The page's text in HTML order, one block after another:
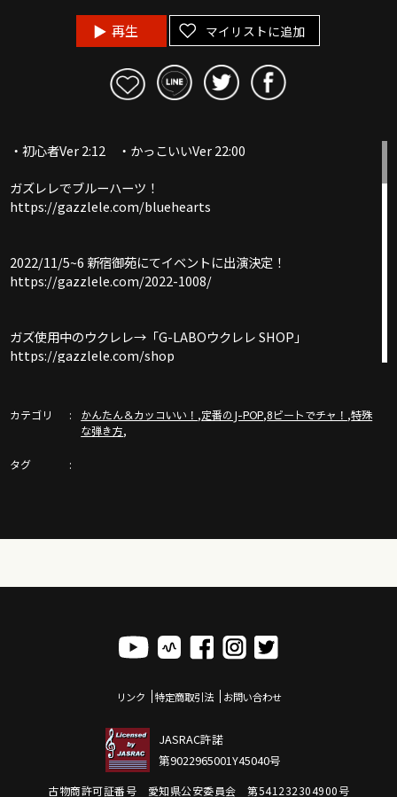
再生 マイリストに追加
・初心者Ver 2:12 ・かっこいいVer 22:00
ガズレレでブルーハーツ！
https://gazzlele.com/bluehearts
2022/11/5~6 新宿御苑にてイベントに出演決定！
https://gazzlele.com/2022-1008/
ガズ使用中のウクレレ→「G-LABOウクレレ SHOP」
https://gazzlele.com/shop
【完売感謝！】ガズレレ LIVE SHOW 2022詳細はここ
https://gazzlele.com/gazzleleliveshow2022
ウクレレすぐに弾ける３つのコードと練習曲！
https://gazzlele.com/beginner/
G-Labo ウクレレYouTube！
https://www.youtube.com/channel/
ガズレレ毛糸ストラップや水引などのガズレレグッズはここ
カテゴリ かんたん＆カッコいい！ ,定番のJ-POP,8ビートでチャ！ ,特殊
な弾き方,
タグ
リンク 特定商取引法 お問い合わせ
JASRAC許諾
第9022965001Y45040号
古物商許可証番号 愛知県公安委員会 第541232304900号